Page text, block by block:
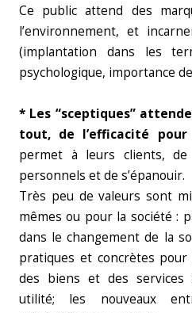
Ce public attend des
l’environnement, et
(implantation dans les
psychologique, importance
* Les “sceptiques”
tout, de l’efficacité pour
permet à leurs clients,
personnels et de s’épanouir.
Très peu de valeurs sont
mêmes ou pour la société :
dans le changement de la
pratiques et concrètes
des biens et des
utilité; les nouveaux